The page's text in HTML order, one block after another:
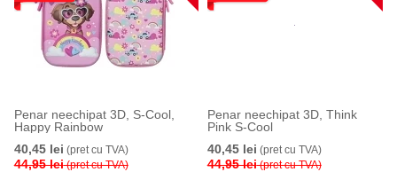
Penar neechipat 3D, S-Cool,
Happy Rainbow
40,45 lei (pret cu TVA)
44,95 lei(pret cu TVA)
Penar neechipat 3D, Think
Pink S-Cool
40,45 lei (pret cu TVA)
44,95 lei(pret cu TVA)